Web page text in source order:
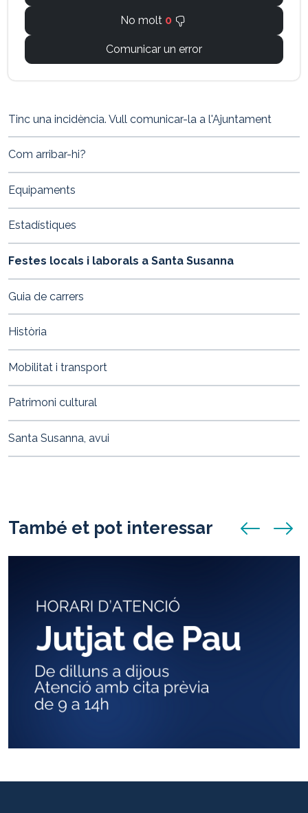
No molt 0
Comunicar un error
Tinc una incidència. Vull comunicar-la a l'Ajuntament
Com arribar-hi?
Equipaments
Estadístiques
Festes locals i laborals a Santa Susanna
Guia de carrers
Història
Mobilitat i transport
Patrimoni cultural
Santa Susanna, avui
També et pot interessar anunci